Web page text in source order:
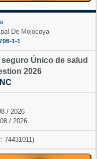
De Mojocoya
1-1
Único de salud
2026
/ 2026
/ 2026
74431011)